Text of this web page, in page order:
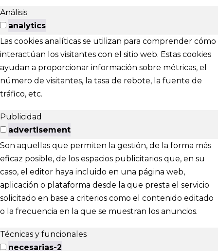
Análisis
analytics
Las cookies analíticas se utilizan para comprender cómo
interactúan los visitantes con el sitio web. Estas cookies
ayudan a proporcionar información sobre métricas, el
número de visitantes, la tasa de rebote, la fuente de
tráfico, etc.
Publicidad
advertisement
Son aquellas que permiten la gestión, de la forma más
eficaz posible, de los espacios publicitarios que, en su
caso, el editor haya incluido en una página web,
aplicación o plataforma desde la que presta el servicio
solicitado en base a criterios como el contenido editado
o la frecuencia en la que se muestran los anuncios.
Técnicas y funcionales
necesarias-2